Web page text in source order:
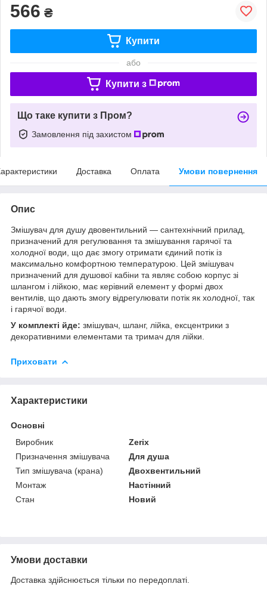
566 ₴
Купити
або
Купити з
Що таке купити з Пром?
Замовлення під захистом
Доставка Оплата Умови повернення
Опис
Змішувач для душу двовентильний — сантехнічний прилад,
призначений для регулювання та змішування гарячої та
холодної води, що дає змогу отримати єдиний потік із
максимально комфортною температурою. Цей змішувач
призначений для душової кабіни та являє собою корпус зі
шлангом і лійкою, має керівний елемент у формі двох
вентилів, що дають змогу відрегулювати потік як холодної, так
і гарячої води.
У комплекті йде: змішувач, шланг, лійка, ексцентрики з
декоративними елементами та тримач для лійки.
Приховати
Характеристики
Основні
Виробник
Zerix
Призначення змішувача
Для душа
Тип змішувача (крана)
Двохвентильний
Монтаж
Настінний
Стан
Новий
Умови доставки
Доставка здійснюється тільки по передоплаті.